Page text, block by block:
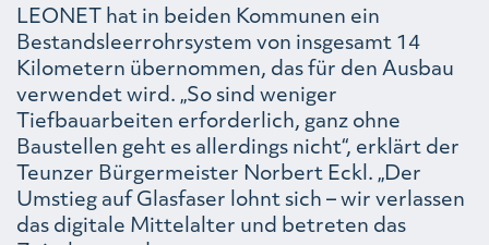
LEONET hat in beiden Kommunen ein
Bestandsleerrohrsystem von insgesamt 14
Kilometern übernommen, das für den Ausbau
verwendet wird. „So sind weniger
Tiefbauarbeiten erforderlich, ganz ohne
Baustellen geht es allerdings nicht“, erklärt der
Teunzer Bürgermeister Norbert Eckl. „Der
Umstieg auf Glasfaser lohnt sich – wir verlassen
das digitale Mittelalter und betreten das